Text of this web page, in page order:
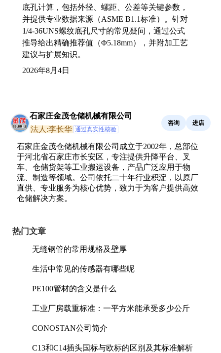
底孔计算，包括外径、螺距、公差等关键参数，
并提供专业数据来源（ASME B1.1标准）。针对
1/4-36UNS螺纹底孔尺寸的常见疑问，通过公式
推导给出精确推荐值（Φ5.18mm），并附加工艺
建议与扩展知识。
2026年8月4日
石家庄金茂仓储机械有限公司
法人:李长华 通过真实性核验
咨询 进店
石家庄金茂仓储机械有限公司成立于2002年，总部位
于河北省石家庄市长安区，专注提供升降平台、叉
车、仓储货架等工业搬运设备，产品广泛应用于物
流、制造等领域。公司依托二十年行业积淀，以原厂
直供、专业服务为核心优势，致力于为客户提供高效
仓储解决方案。
热门文章
无缝钢管的常用规格及壁厚
生活中常见的传感器有哪些呢
PE100管材的含义是什么
工业厂房载重标准：一平方米能承受多少公斤
CONOSTAN公司简介
C13和C14插头国标与欧标的区别及其标准解析